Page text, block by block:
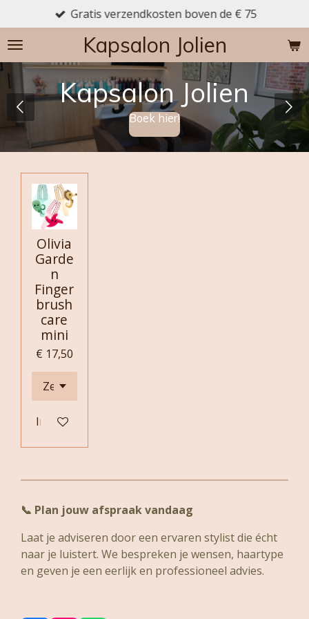
direct
naar
de
hoofdinhoud
Kapsalon Jolien
Gratis verzendkosten boven de € 75
Kapsalon Jolien
Boek hier!
Olivia
Garde
n
Finger
brush
care
mini
€ 17,50
In winkelwagen
📞 Plan jouw afspraak vandaag
Laat je adviseren door een ervaren stylist die écht
naar je luistert. We bespreken je wensen, haartype
en geven je een eerlijk en professioneel advies.